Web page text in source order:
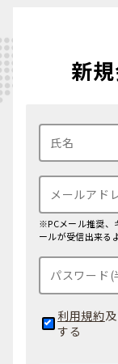
新
※PCメール推奨、
ールが受信出来る
利用規約
する